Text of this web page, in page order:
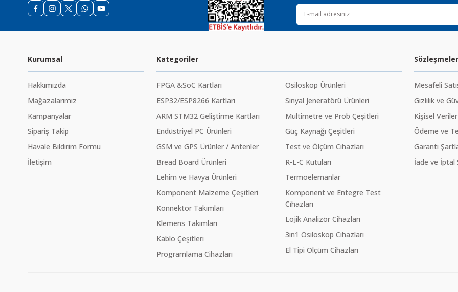
Kurumsal
Hakkımızda
Mağazalarımız
Kampanyalar
Sipariş Takip
Havale Bildirim Formu
İletişim
Kategoriler
FPGA &SoC Kartları
ESP32/ESP8266 Kartları
ARM STM32 Geliştirme Kartları
Endüstriyel PC Ürünleri
GSM ve GPS Ürünler / Antenler
Bread Board Ürünleri
Lehim ve Havya Ürünleri
Komponent Malzeme Çeşitleri
Konnektor Takımları
Klemens Takımları
Kablo Çeşitleri
Programlama Cihazları
Osiloskop Ürünleri
Sinyal Jeneratörü Ürünleri
Multimetre ve Prob Çeşitleri
Güç Kaynağı Çeşitleri
Test ve Ölçüm Cihazları
R-L-C Kutuları
Termoelemanlar
Komponent ve Entegre Test
Cihazları
Lojik Analizör Cihazları
3in1 Osiloskop Cihazları
El Tipi Ölçüm Cihazları
Sözleşmeler
Mesafeli
Gizlilik ve
Kişisel
Ödeme ve
Garanti
İade ve İptal